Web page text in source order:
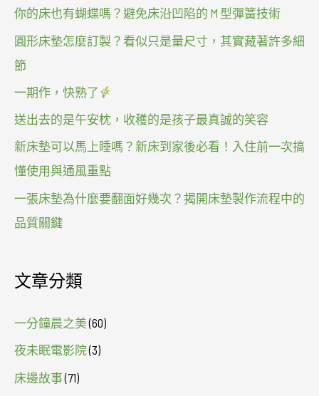
你的床也有蝴蝶嗎？避免床沿凹陷的 M 型彈簧技術
圓形床墊怎麼訂製？看似只是量尺寸，其實藏著許多細
節
一期作，快熟了
送出去的是午安枕，收穫的是孩子最真誠的笑容
新床墊可以馬上睡嗎？新床到家後必看！入住前一次搞
懂使用與通風重點
一張床墊為什麼要翻面好幾次？揭開床墊製作流程中的
品質關鍵
文章分類
一分鐘晨之美(60)
夜未眠電影院(3)
床邊故事(71)